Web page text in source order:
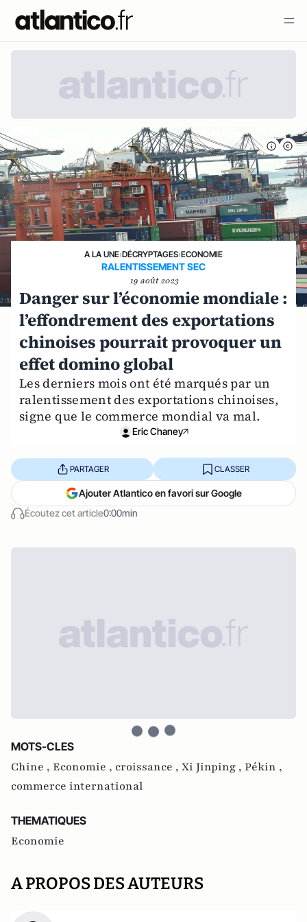
A LA UNE›DÉCRYPTAGES›ECONOMIE
RALENTISSEMENT SEC
19 août 2023
Danger sur l’économie mondiale :
l’effondrement des exportations
chinoises pourrait provoquer un
effet domino global
Les derniers mois ont été marqués par un
ralentissement des exportations chinoises,
signe que le commerce mondial va mal.
Eric Chaney
Écoutez cet article0:00min
PARTAGER CLASSER
Ajouter Atlantico en favori sur Google
MOTS-CLES
Chine , Economie , croissance , Xi Jinping , Pékin ,
commerce international
THEMATIQUES
Economie
A PROPOS DES AUTEURS